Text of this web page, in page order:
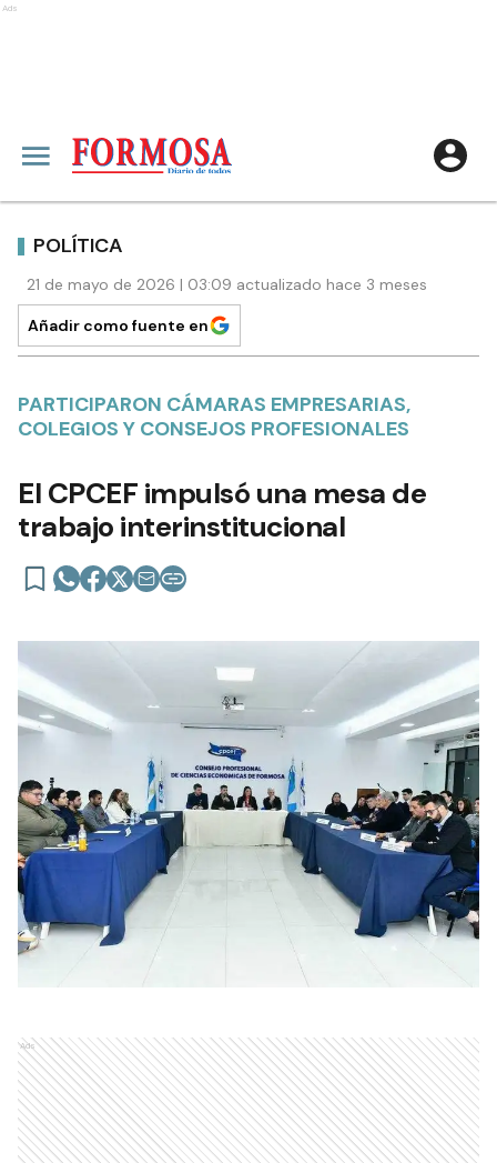
Ads
POLÍTICA
21 de mayo de 2026 | 03:09 actualizado hace 3 meses
Añadir como fuente en
PARTICIPARON CÁMARAS EMPRESARIAS,
COLEGIOS Y CONSEJOS PROFESIONALES
El CPCEF impulsó una mesa de
trabajo interinstitucional
Ads